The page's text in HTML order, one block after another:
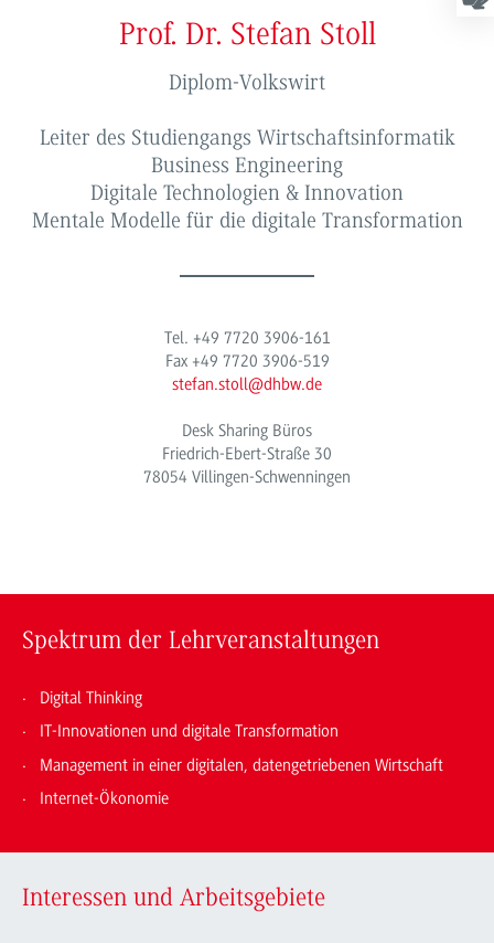
Prof. Dr. Stefan Stoll
Diplom-Volkswirt
Leiter des Studiengangs Wirtschaftsinformatik
Business Engineering
Digitale Technologien & Innovation
Mentale Modelle für die digitale Transformation
Tel. +49 7720 3906-161
Fax +49 7720 3906-519
stefan.stoll@dhbw.de
Desk Sharing Büros
Friedrich-Ebert-Straße 30
78054 Villingen-Schwenningen
Spektrum der Lehrveranstaltungen
Digital Thinking
IT-Innovationen und digitale Transformation
Management in einer digitalen, datengetriebenen Wirtschaft
Internet-Ökonomie
Interessen und Arbeitsgebiete